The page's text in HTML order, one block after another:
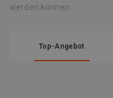
werden können.
Top-Angebot